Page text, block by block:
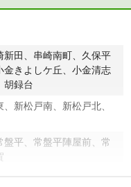
新田、串崎南町、久保平
金きよしケ丘、小金清志
胡録台
新松戸南、新松戸北、
平、常盤平陣屋前、常